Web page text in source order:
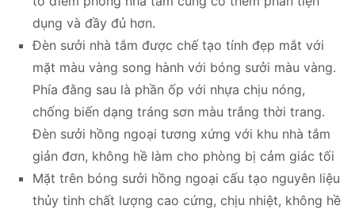
dụng và đầy đủ hơn.
Đèn sưởi nhà tắm được chế tạo tính đẹp mắt với
mặt màu vàng song hành với bóng sưởi màu vàng.
Phía đằng sau là phần ốp với nhựa chịu nóng,
chống biến dạng tráng sơn màu trắng thời trang.
Đèn sưởi hồng ngoại tương xứng với khu nhà tắm
giản đơn, không hề làm cho phòng bị cảm giác tối
Mặt trên bóng sưởi hồng ngoại cấu tạo nguyên liệu
thủy tinh chất lượng cao cứng, chịu nhiệt, không hề